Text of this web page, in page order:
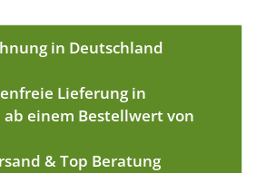
in Deutschland
Lieferung in
einem Bestellwert von
& Top Beratung